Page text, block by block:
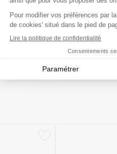
est une disciple à part
thérapeutique. Celle-ci est
qu'une ...